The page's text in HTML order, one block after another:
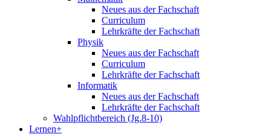
Neues aus der Fachschaft
Curriculum
Lehrkräfte der Fachschaft
Physik
Neues aus der Fachschaft
Curriculum
Lehrkräfte der Fachschaft
Informatik
Neues aus der Fachschaft
Lehrkräfte der Fachschaft
Wahlpflichtbereich (Jg.8-10)
Lernen+